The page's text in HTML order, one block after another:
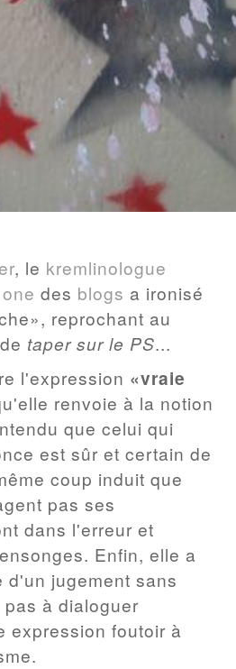
, le kremlinologue
one des blogs a ironisé
reprochant au
de taper sur le PS...
l'expression «vraie
renvoie à la notion
que celui qui
est sûr et certain de
coup induit que
pas ses
dans l'erreur et
Enfin, elle a
d'un jugement sans
à dialoguer
expression foutoir à